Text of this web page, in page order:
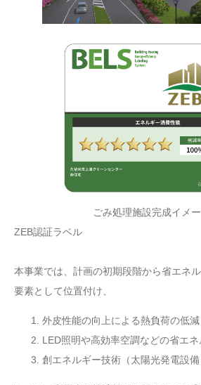
ごみ処理施設完
ZEB認証ラベル
本事業では、計画の初期段階から省エネ
要素として位置付け、
外皮性能の向上による熱負荷の低減
LED照明や高効率空調などの省エ
創エネルギー技術（太陽光発電設備